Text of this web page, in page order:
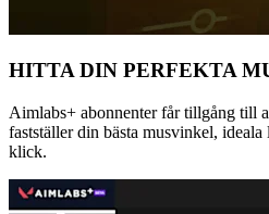
HITTA DIN PERFEKTA
Aimlabs+ abonnenter får tillgång till
fastställer din bästa musvinkel,
klick.